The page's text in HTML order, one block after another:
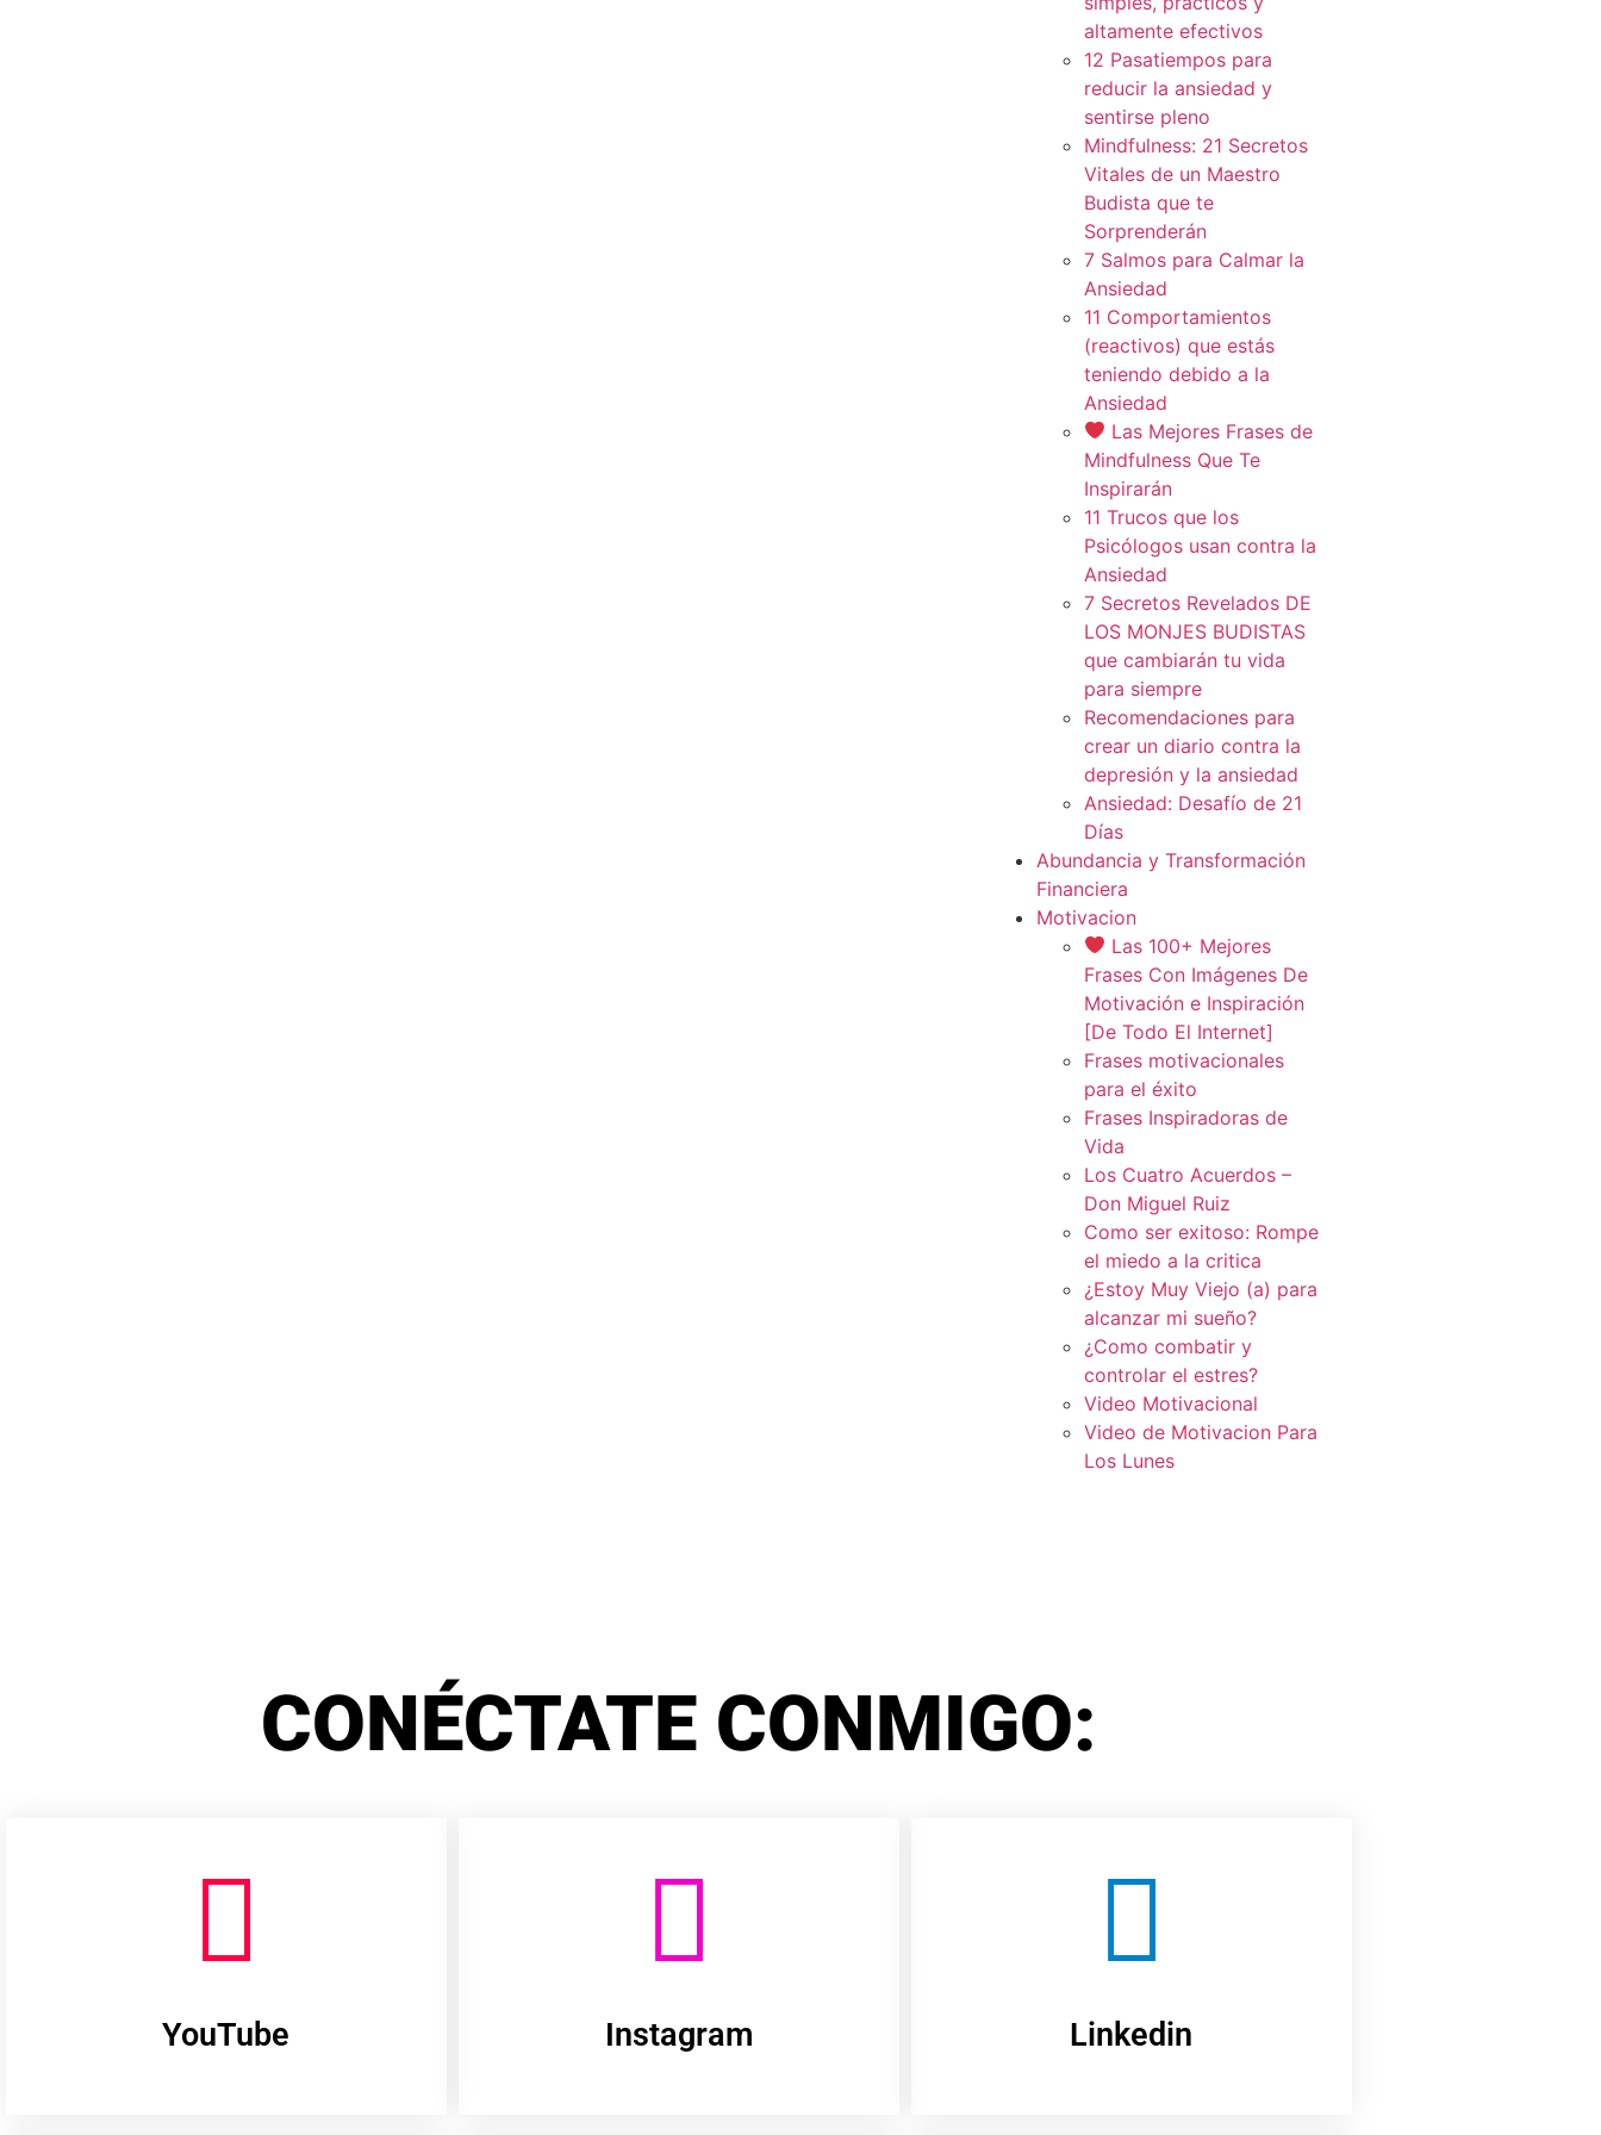
altamente efectivos
12 Pasatiempos para
reducir la ansiedad y
sentirse pleno
Mindfulness: 21 Secretos
Vitales de un Maestro
Budista que te
Sorprenderán
7 Salmos para Calmar la
Ansiedad
11 Comportamientos
(reactivos) que estás
teniendo debido a la
Ansiedad
Las Mejores Frases de
Mindfulness Que Te
Inspirarán
11 Trucos que los
Psicólogos usan contra la
Ansiedad
7 Secretos Revelados DE
LOS MONJES BUDISTAS
que cambiarán tu vida
para siempre
Recomendaciones para
crear un diario contra la
depresión y la ansiedad
Ansiedad: Desafío de 21
Días
Abundancia y Transformación
Financiera
Motivacion
Las 100+ Mejores
Frases Con Imágenes De
Motivación e Inspiración
[De Todo El Internet]
Frases motivacionales
para el éxito
Frases Inspiradoras de
Vida
Los Cuatro Acuerdos –
Don Miguel Ruiz
Como ser exitoso: Rompe
el miedo a la critica
¿Estoy Muy Viejo (a) para
alcanzar mi sueño?
¿Como combatir y
controlar el estres?
Video Motivacional
Video de Motivacion Para
Los Lunes
CONÉCTATE CONMIGO:
YouTube Instagram Linkedin